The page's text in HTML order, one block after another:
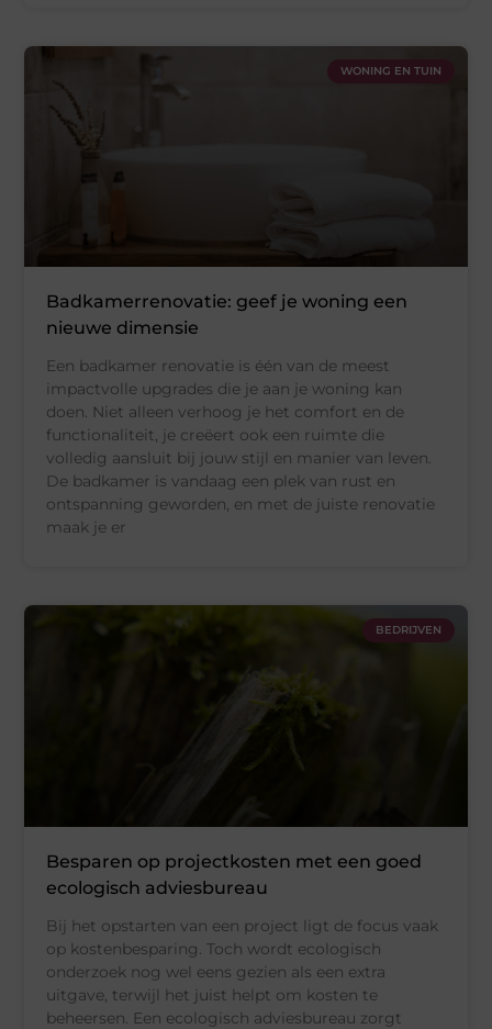
WONING EN TUIN
Badkamerrenovatie: geef je woning een
nieuwe dimensie
Een badkamer renovatie is één van de meest
impactvolle upgrades die je aan je woning kan
doen. Niet alleen verhoog je het comfort en de
functionaliteit, je creëert ook een ruimte die
volledig aansluit bij jouw stijl en manier van leven.
De badkamer is vandaag een plek van rust en
ontspanning geworden, en met de juiste renovatie
maak je er
BEDRIJVEN
Besparen op projectkosten met een goed
ecologisch adviesbureau
Bij het opstarten van een project ligt de focus vaak
op kostenbesparing. Toch wordt ecologisch
onderzoek nog wel eens gezien als een extra
uitgave, terwijl het juist helpt om kosten te
beheersen. Een ecologisch adviesbureau zorgt